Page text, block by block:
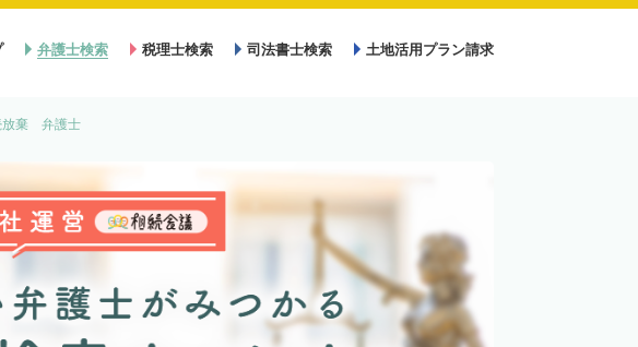
弁護士検索 税理士検索 司法書士検索 土地活用プラン請求
放棄 弁護士